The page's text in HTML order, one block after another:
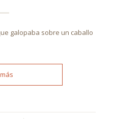
galopaba sobre un caballo